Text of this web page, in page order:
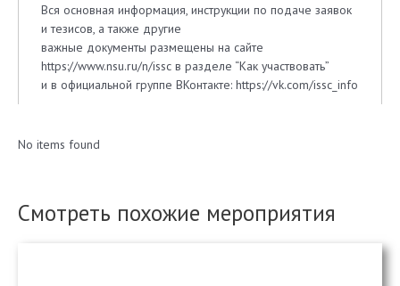
Вся основная информация, инструкции по подаче заявок
и тезисов, а также другие
важные документы размещены на сайте
https://www.nsu.ru/n/issc в разделе “Как участвовать”
и в официальной группе ВКонтакте: https://vk.com/issc_info
No items found
Смотреть похожие мероприятия